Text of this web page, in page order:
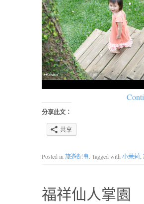
分享此文：
共享
Posted in 旅遊記事. Tagged with 小茉莉
福祥仙人掌園